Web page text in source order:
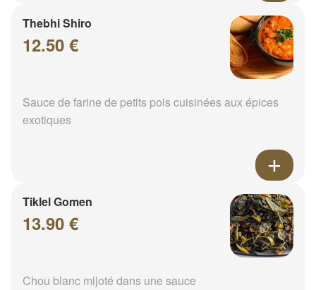
Thebhi Shiro
12.50 €
Sauce de farine de petits pois cuisinées aux épices
exotiques
Tiklel Gomen
13.90 €
Chou blanc mijoté dans une sauce